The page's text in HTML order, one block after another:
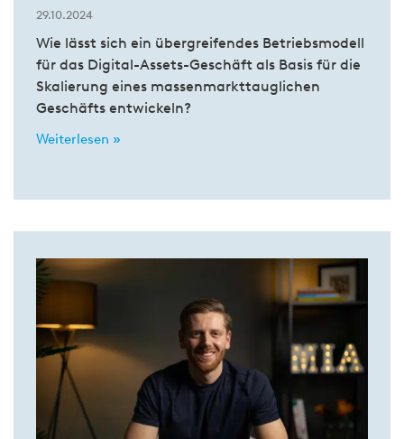
29.10.2024
Wie lässt sich ein übergreifendes Betriebsmodell
für das Digital-Assets-Geschäft als Basis für die
Skalierung eines massenmarkttauglichen
Geschäfts entwickeln?
Weiterlesen »